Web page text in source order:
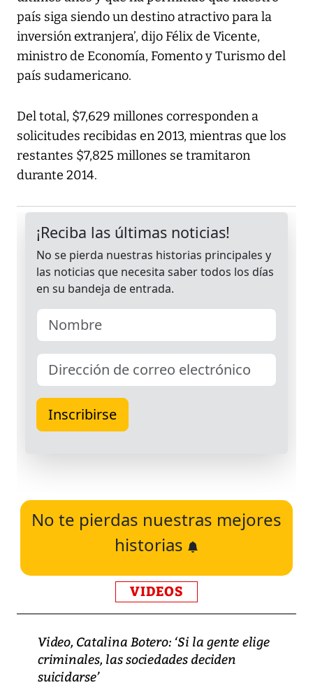
país siga siendo un destino atractivo para la
inversión extranjera’, dijo Félix de Vicente,
ministro de Economía, Fomento y Turismo del
país sudamericano.
Del total, $7,629 millones corresponden a
solicitudes recibidas en 2013, mientras que los
restantes $7,825 millones se tramitaron
durante 2014.
No te pierdas nuestras mejores
historias
VIDEOS
Video, Catalina Botero: ‘Si la gente elige
criminales, las sociedades deciden
suicidarse’